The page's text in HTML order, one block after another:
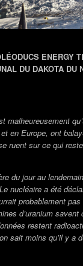
ENERGY
DU DAKOTA DU
malheureusement
en Europe, ont
ruent sur ce qui
du jour au
nucléaire a été
probablement
d’uranium
restent
sait moins qu’il y a